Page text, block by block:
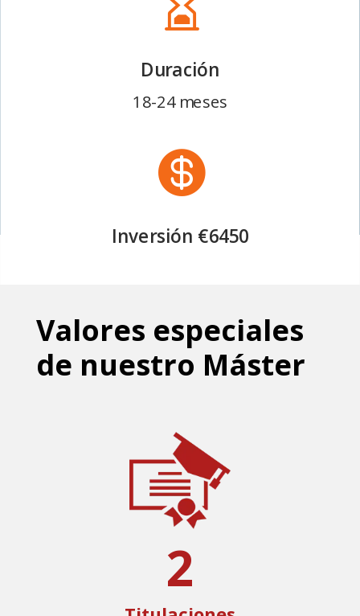
Duración
18-24 meses

Inversión €6450
Valores especiales
de nuestro Máster
2